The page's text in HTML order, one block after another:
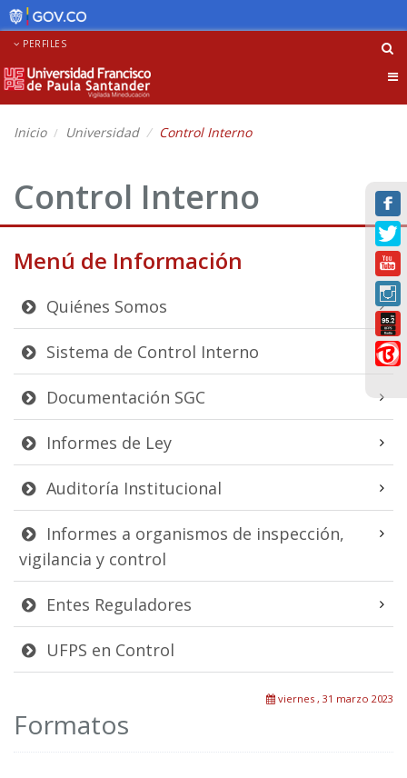
PERFILES
Inicio Universidad Control Interno
Control Interno
Menú de Información
Quiénes Somos
Sistema de Control Interno
Documentación SGC
Informes de Ley
Auditoría Institucional
Informes a organismos de inspección,
vigilancia y control
Entes Reguladores
UFPS en Control
viernes , 31 marzo 2023
Formatos